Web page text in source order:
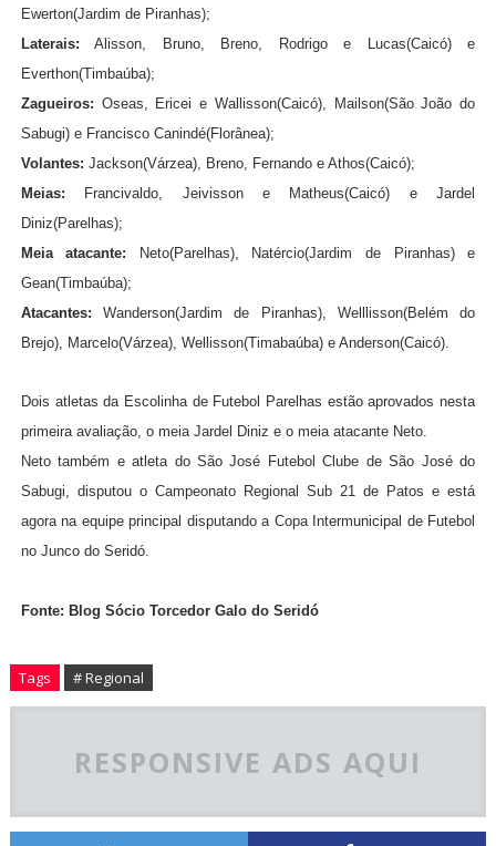
Ewerton(Jardim de Piranhas);
Laterais: Alisson, Bruno, Breno, Rodrigo e Lucas(Caicó) e
Everthon(Timbaúba);
Zagueiros: Oseas, Ericei e Wallisson(Caicó), Mailson(São João do
Sabugi) e Francisco Canindé(Florânea);
Volantes: Jackson(Várzea), Breno, Fernando e Athos(Caicó);
Meias: Francivaldo, Jeivisson e Matheus(Caicó) e Jardel
Diniz(Parelhas);
Meia atacante: Neto(Parelhas), Natércio(Jardim de Piranhas) e
Gean(Timbaúba);
Atacantes: Wanderson(Jardim de Piranhas), Welllisson(Belém do
Brejo), Marcelo(Várzea), Wellisson(Timabaúba) e Anderson(Caicó).
Dois atletas da Escolinha de Futebol Parelhas estão aprovados nesta
primeira avaliação, o meia Jardel Diniz e o meia atacante Neto.
Neto também e atleta do São José Futebol Clube de São José do
Sabugi, disputou o Campeonato Regional Sub 21 de Patos e está
agora na equipe principal disputando a Copa Intermunicipal de Futebol
no Junco do Seridó.
Fonte: Blog Sócio Torcedor Galo do Seridó
Tags # Regional
RESPONSIVE ADS AQUI